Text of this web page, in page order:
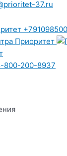
37.ru
800-200-8937